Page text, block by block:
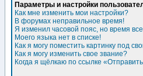
Параметры и настройки
Как мне изменить мои настройки?
В форумах неправильное время!
Я изменил часовой пояс, но время
Моего языка нет в списке!
Как я могу поместить картинку под
Как я могу изменить свое звание?
Когда я щёлкаю по ссылке